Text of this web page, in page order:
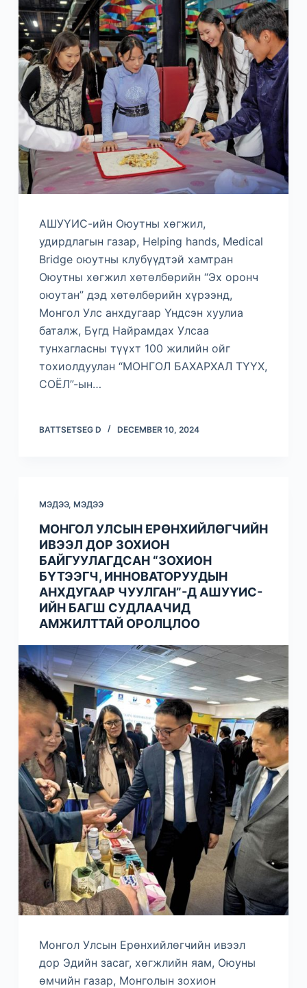
АШУҮИС-ийн Оюутны хөгжил,
удирдлагын газар, Helping hands, Medical
Bridge оюутны клубүүдтэй хамтран
Оюутны хөгжил хөтөлбөрийн “Эх оронч
оюутан” дэд хөтөлбөрийн хүрээнд,
Монгол Улс анхдугаар Үндсэн хуулиа
баталж, Бүгд Найрамдах Улсаа
тунхагласны түүхт 100 жилийн ойг
тохиолдуулан “МОНГОЛ БАХАРХАЛ ТҮҮХ,
СОЁЛ”-ын…
BATTSETSEG D DECEMBER 10, 2024
МЭДЭЭ, МЭДЭЭ
МОНГОЛ УЛСЫН ЕРӨНХИЙЛӨГЧИЙН
ИВЭЭЛ ДОР ЗОХИОН
БАЙГУУЛАГДСАН “ЗОХИОН
БҮТЭЭГЧ, ИННОВАТОРУУДЫН
АНХДУГААР ЧУУЛГАН”-Д АШУҮИС-
ИЙН БАГШ СУДЛААЧИД
АМЖИЛТТАЙ ОРОЛЦЛОО
Монгол Улсын Ерөнхийлөгчийн ивээл
дор Эдийн засаг, хөгжлийн яам, Оюуны
өмчийн газар, Монголын зохион